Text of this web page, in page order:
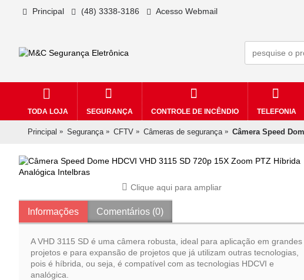
Principal (48) 3338-3186 Acesso Webmail
TODA LOJA SEGURANÇA CONTROLE DE INCÊNDIO TELEFONIA
Principal Segurança CFTV Câmeras de segurança Câmera Speed
Clique aqui para ampliar
Informações Comentários (0)
A VHD 3115 SD é uma câmera robusta, ideal para aplicação em grandes
projetos e para expansão de projetos que já utilizam outras tecnologias,
pois é híbrida, ou seja, é compatível com as tecnologias HDCVI e
analógica.